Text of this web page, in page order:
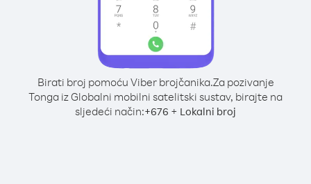
Birati broj pomoću Viber brojčanika.Za pozivanje
Tonga iz Globalni mobilni satelitski sustav, birajte na
sljedeći način:+676 + Lokalni broj